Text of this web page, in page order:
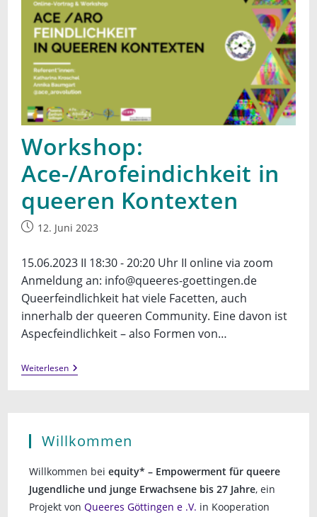
Workshop:
Ace-/Arofeindichkeit in
queeren Kontexten
Beitrag12. Juni 2023
15.06.2023 II 18:30 - 20:20 Uhr II online via zoom
Anmeldung an: info@queeres-goettingen.de
Queerfeindlichkeit hat viele Facetten, auch
innerhalb der queeren Community. Eine davon ist
Aspecfeindlichkeit – also Formen von…
WeiterlesenWorkshop:
Ace-/Arofeindichkeit
Willkommen
Willkommen beiequity* – Empowerment für queere
Jugendliche und junge Erwachsene bis 27 Jahre, ein
Projekt vonQueeres Göttingen e .V. in Kooperation